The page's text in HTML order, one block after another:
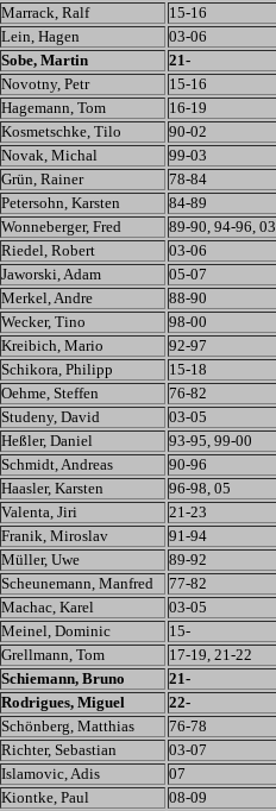
Marrack, Ralf
15-16
Lein, Hagen
03-06
Sobe, Martin
21-
Novotny, Petr
15-16
Hagemann, Tom
16-19
Kosmetschke, Tilo
90-02
Novak, Michal
99-03
Grün, Rainer
78-84
Petersohn, Karsten
84-89
Wonneberger, Fred
89-90, 94-96, 03
Riedel, Robert
03-06
Jaworski, Adam
05-07
Merkel, Andre
88-90
Wecker, Tino
98-00
Kreibich, Mario
92-97
Schikora, Philipp
15-18
Oehme, Steffen
76-82
Studeny, David
03-05
Heßler, Daniel
93-95, 99-00
Schmidt, Andreas
90-96
Haasler, Karsten
96-98, 05
Valenta, Jiri
21-23
Franik, Miroslav
91-94
Müller, Uwe
89-92
Scheunemann, Manfred
77-82
Machac, Karel
03-05
Meinel, Dominic
15-
Grellmann, Tom
17-19, 21-22
Schiemann, Bruno
21-
Rodrigues, Miguel
22-
Schönberg, Matthias
76-78
Richter, Sebastian
03-07
Islamovic, Adis
07
Kiontke, Paul
08-09